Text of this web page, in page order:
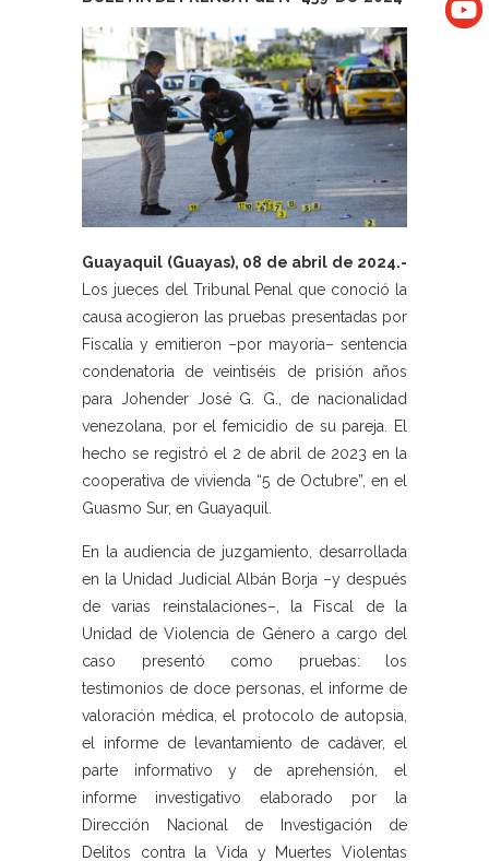
Guayaquil (Guayas), 08 de abril de 2024.-
Los jueces del Tribunal Penal que conoció la
causa acogieron las pruebas presentadas por
Fiscalía y emitieron –por mayoría– sentencia
condenatoria de veintiséis de prisión años
para Johender José G. G., de nacionalidad
venezolana, por el femicidio de su pareja. El
hecho se registró el 2 de abril de 2023 en la
cooperativa de vivienda “5 de Octubre”, en el
Guasmo Sur, en Guayaquil.
En la audiencia de juzgamiento, desarrollada
en la Unidad Judicial Albán Borja –y después
de varias reinstalaciones–, la Fiscal de la
Unidad de Violencia de Género a cargo del
caso presentó como pruebas: los
testimonios de doce personas, el informe de
valoración médica, el protocolo de autopsia,
el informe de levantamiento de cadáver, el
parte informativo y de aprehensión, el
informe investigativo elaborado por la
Dirección Nacional de Investigación de
Delitos contra la Vida y Muertes Violentas